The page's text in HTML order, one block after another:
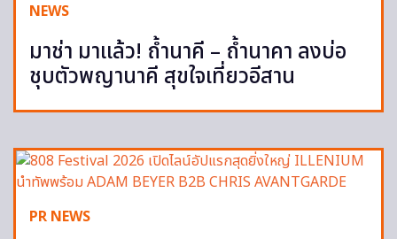
NEWS
มาช่า มาแล้ว! ถ้ำนาคี – ถ้ำนาคา ลงบ่อ
ชุบตัวพญานาคี สุขใจเที่ยวอีสาน
PR NEWS